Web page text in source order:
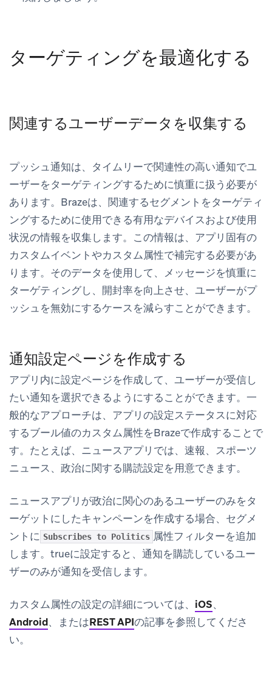
ターゲティングを最適化する
関連するユーザーデータを収集する
プッシュ通知は、タイムリーで関連性の高い通知でユ
ーザーをターゲティングするために慎重に扱う必要が
あります。Brazeは、関連するセグメントをターゲティ
ングするために使用できる有用なデバイスおよび使用
状況の情報を収集します。この情報は、アプリ固有の
カスタムイベントやカスタム属性で補完する必要があ
ります。そのデータを使用して、メッセージを慎重に
ターゲティングし、開封率を向上させ、ユーザーがプ
ッシュを無効にするケースを減らすことができます。
通知設定ページを作成する
アプリ内に設定ページを作成して、ユーザーが受信し
たい通知を選択できるようにすることができます。一
般的なアプローチは、アプリの設定ステータスに対応
するブール値のカスタム属性をBrazeで作成することで
す。たとえば、ニュースアプリでは、速報、スポーツ
ニュース、政治に関する購読設定を用意できます。
ニュースアプリが政治に関心のあるユーザーのみをタ
ーゲットにしたキャンペーンを作成する場合、セグメ
ントに Subscribes to Politics 属性フィルターを追加
します。trueに設定すると、通知を購読しているユー
ザーのみが通知を受信します。
カスタム属性の設定の詳細については、 iOS、
Android、またはREST APIの記事を参照してくださ
い。